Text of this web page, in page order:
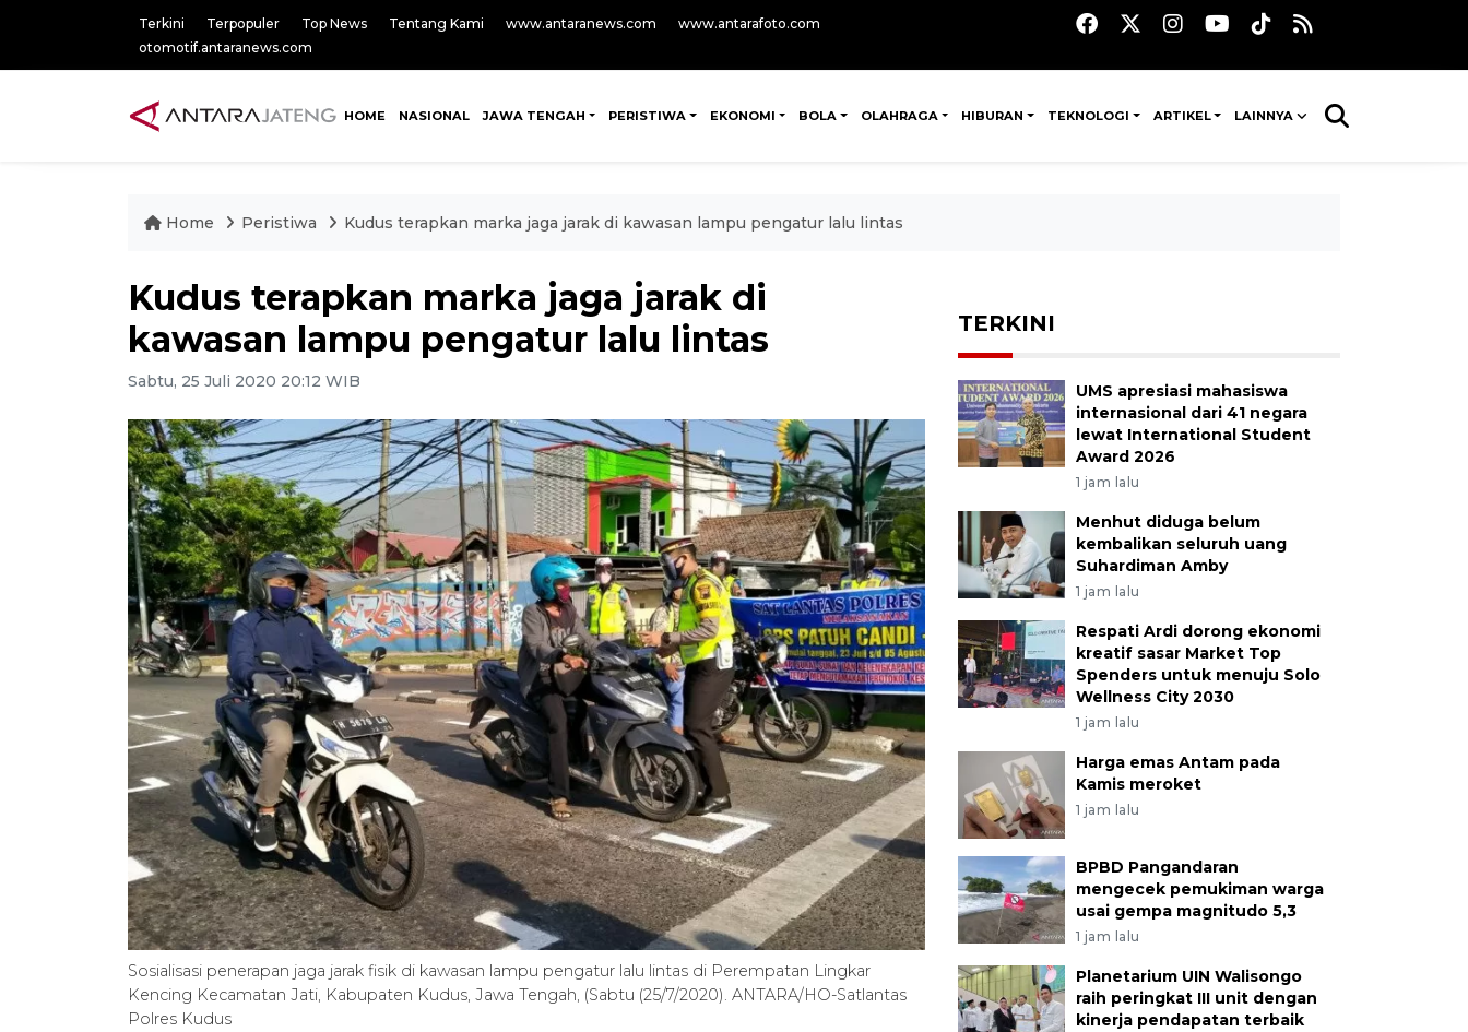
Terkini Terpopuler Top News Tentang Kami www.antaranews.com
www.antarafoto.com
otomotif.antaranews.com
HOME NASIONAL JAWA TENGAH PERISTIWA EKONOMI BOLA OLAHRAGA HIBURAN TEKNOLOGI ARTIKEL LAINNYA
Home Peristiwa Kudus terapkan marka jaga jarak di kawasan lampu pengatur lalu lintas
Kudus terapkan marka jaga jarak di
kawasan lampu pengatur lalu lintas
Sabtu, 25 Juli 2020 20:12 WIB
Sosialisasi penerapan jaga jarak fisik di kawasan lampu pengatur lalu lintas di Perempatan Lingkar
Kencing Kecamatan Jati, Kabupaten Kudus, Jawa Tengah, (Sabtu (25/7/2020). ANTARA/HO-Satlantas
Polres Kudus
TERKINI
UMS apresiasi mahasiswa
internasional dari 41 negara
lewat International Student
Award 2026
1 jam lalu
Menhut diduga belum
kembalikan seluruh uang
Suhardiman Amby
1 jam lalu
Respati Ardi dorong ekonomi
kreatif sasar Market Top
Spenders untuk menuju Solo
Wellness City 2030
1 jam lalu
Harga emas Antam pada
Kamis meroket
1 jam lalu
BPBD Pangandaran
mengecek pemukiman warga
usai gempa magnitudo 5,3
1 jam lalu
Planetarium UIN Walisongo
raih peringkat III unit dengan
kinerja pendapatan terbaik